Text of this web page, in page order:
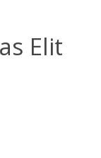
Elit